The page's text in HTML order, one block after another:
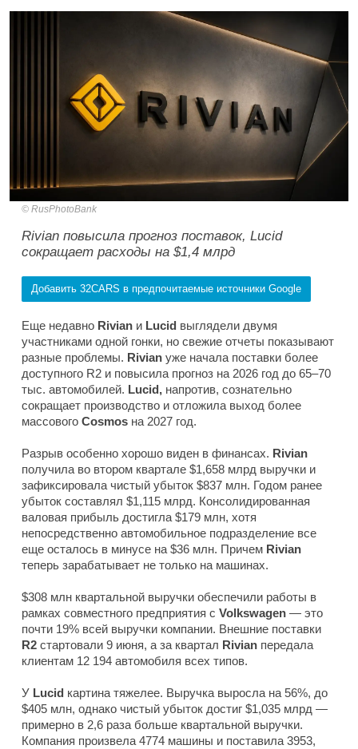
RusPhotoBank
Rivian повысила прогноз поставок, Lucid
сокращает расходы на $1,4 млрд
Добавить 32CARS в предпочитаемые источники Google
Еще недавно Rivian и Lucid выглядели двумя
участниками одной гонки, но свежие отчеты показывают
разные проблемы. Rivian уже начала поставки более
доступного R2 и повысила прогноз на 2026 год до 65–70
тыс. автомобилей. Lucid, напротив, сознательно
сокращает производство и отложила выход более
массового Cosmos на 2027 год.
Разрыв особенно хорошо виден в финансах. Rivian
получила во втором квартале $1,658 млрд выручки и
зафиксировала чистый убыток $837 млн. Годом ранее
убыток составлял $1,115 млрд. Консолидированная
валовая прибыль достигла $179 млн, хотя
непосредственно автомобильное подразделение все
еще осталось в минусе на $36 млн. Причем Rivian
теперь зарабатывает не только на машинах.
$308 млн квартальной выручки обеспечили работы в
рамках совместного предприятия с Volkswagen — это
почти 19% всей выручки компании. Внешние поставки
R2 стартовали 9 июня, а за квартал Rivian передала
клиентам 12 194 автомобиля всех типов.
У Lucid картина тяжелее. Выручка выросла на 56%, до
$405 млн, однако чистый убыток достиг $1,035 млрд —
примерно в 2,6 раза больше квартальной выручки.
Компания произвела 4774 машины и поставила 3953,